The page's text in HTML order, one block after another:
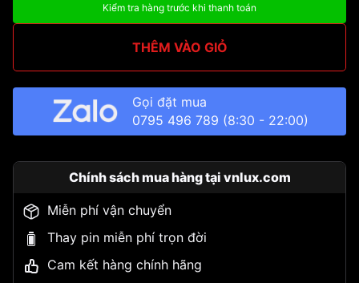
Kiểm tra hàng trước khi thanh toán
THÊM VÀO GIỎ
Gọi đặt mua
0795 496 789 (8:30 - 22:00)
Chính sách mua hàng tại vnlux.com
Miễn phí vận chuyển
Thay pin miễn phí trọn đời
Cam kết hàng chính hãng